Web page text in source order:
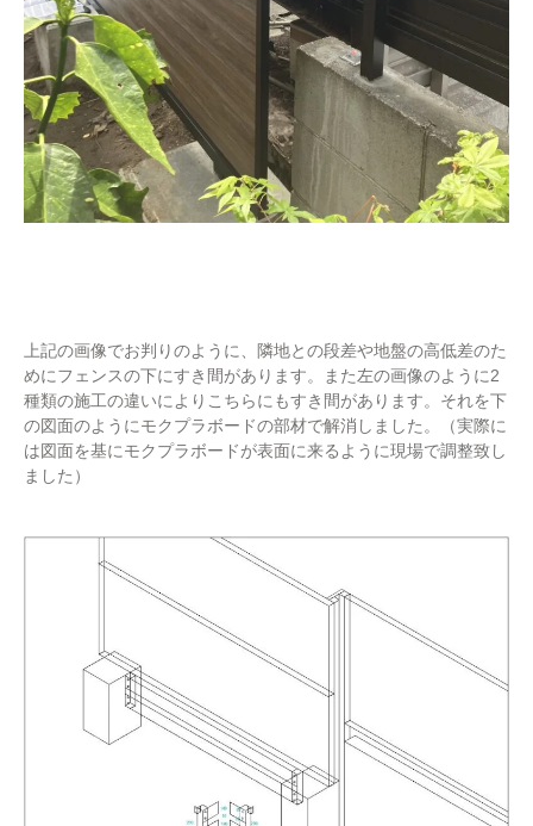
上記の画像でお判りのように、隣地との段差や地盤の高低差のた
めにフェンスの下にすき間があります。また左の画像のように2
種類の施工の違いによりこちらにもすき間があります。それを下
の図面のようにモクプラボードの部材で解消しました。（実際に
は図面を基にモクプラボードが表面に来るように現場で調整致し
ました）